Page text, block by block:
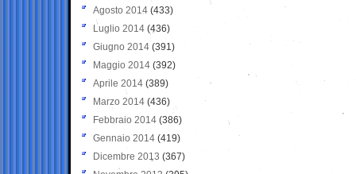
Agosto 2014 (433)
Luglio 2014 (436)
Giugno 2014 (391)
Maggio 2014 (392)
Aprile 2014 (389)
Marzo 2014 (436)
Febbraio 2014 (386)
Gennaio 2014 (419)
Dicembre 2013 (367)